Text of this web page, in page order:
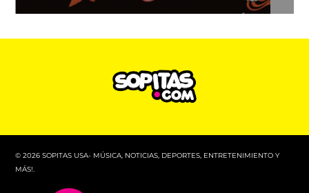
© 2026 SOPITAS USA- MÚSICA, NOTICIAS, DEPORTES, ENTRETENIMIENTO Y
MÁS!.